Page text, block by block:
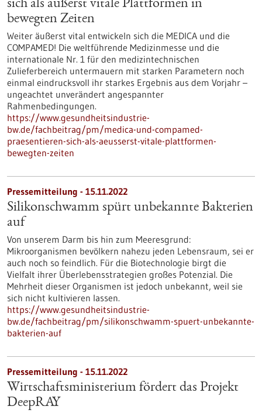
sich als äußerst vitale Plattformen in
bewegten Zeiten
Weiter äußerst vital entwickeln sich die MEDICA und die
COMPAMED! Die weltführende Medizinmesse und die
internationale Nr. 1 für den medizintechnischen
Zulieferbereich untermauern mit starken Parametern noch
einmal eindrucksvoll ihr starkes Ergebnis aus dem Vorjahr –
ungeachtet unverändert angespannter
Rahmenbedingungen.
https://www.gesundheitsindustrie-
bw.de/fachbeitrag/pm/medica-und-compamed-
praesentieren-sich-als-aeusserst-vitale-plattformen-
bewegten-zeiten
Pressemitteilung - 15.11.2022
Silikonschwamm spürt unbekannte Bakterien
auf
Von unserem Darm bis hin zum Meeresgrund:
Mikroorganismen bevölkern nahezu jeden Lebensraum, sei er
auch noch so feindlich. Für die Biotechnologie birgt die
Vielfalt ihrer Überlebensstrategien großes Potenzial. Die
Mehrheit dieser Organismen ist jedoch unbekannt, weil sie
sich nicht kultivieren lassen.
https://www.gesundheitsindustrie-
bw.de/fachbeitrag/pm/silikonschwamm-spuert-unbekannte-
bakterien-auf
Pressemitteilung - 15.11.2022
Wirtschaftsministerium fördert das Projekt
DeepRAY